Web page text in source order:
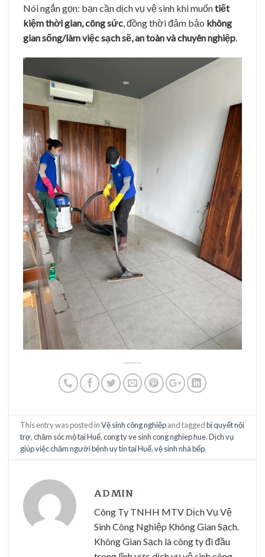
Nói ngắn gọn: bạn cần dịch vụ vệ sinh khi muốntiết
kiệm thời gian, công sức, đồng thời đảm bảo không
gian sống/làm việc sạch sẽ, an toàn và chuyên nghiệp.
This entry was posted inVệ sinh công nghiệpand taggedbí quyết nội
trợ,chăm sóc mộ tại Huế,cong ty ve sinh cong nghiep hue,Dịch vụ
giúp việc chăm người bệnh uy tín tại Huế,vệ sinh nhà bếp.
ADMIN
Công Ty TNHH MTV Dịch Vụ Vệ
Sinh Công Nghiệp Không Gian Sạch.
Không Gian Sạch là công ty đi đầu